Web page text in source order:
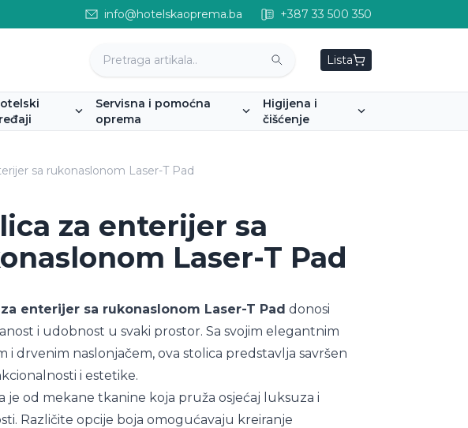
info@hotelskaoprema.ba +387 33 500 350
Lista
Servisna i pomoćna
oprema
Higijena i
čišćenje
sa rukonaslonom Laser-T Pad
za enterijer sa
Laser-T Pad
enterijer sa rukonaslonom Laser-T Pad donosi
i udobnost u svaki prostor. Sa svojim elegantnim
i drvenim naslonjačem, ova stolica predstavlja savršen
i estetike.
je od mekane tkanine koja pruža osjećaj luksuza i
Različite opcije boja omogućavaju kreiranje